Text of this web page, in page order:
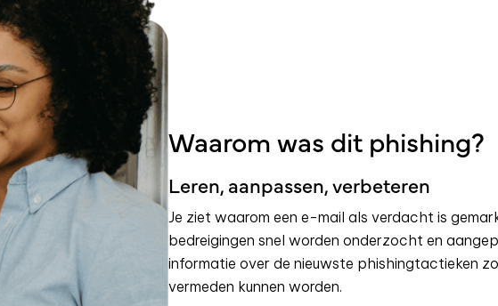
Waarom was dit phishing?
Leren, aanpassen, verbeteren
Je ziet waarom een e-mail als verdacht is
bedreigingen snel worden onderzocht en
informatie over de nieuwste phishingtactieken
vermeden kunnen worden.